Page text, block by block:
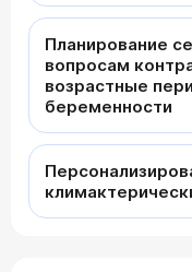
Планирование
вопросам
возрастные
беременности